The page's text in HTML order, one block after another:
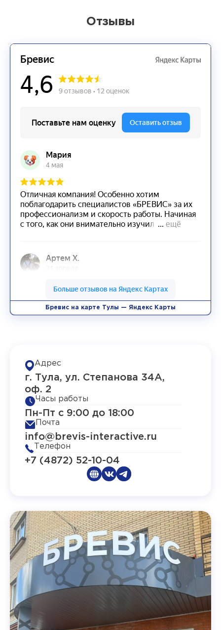
Отзывы
Бревис на карте Тулы — Яндекс Карты
Адрес
г. Тула, ул. Степанова 34А,
оф. 2
Часы работы
Пн-Пт с 9:00 до 18:00
Почта
info@brevis-interactive.ru
Телефон
+7 (4872) 52-10-04